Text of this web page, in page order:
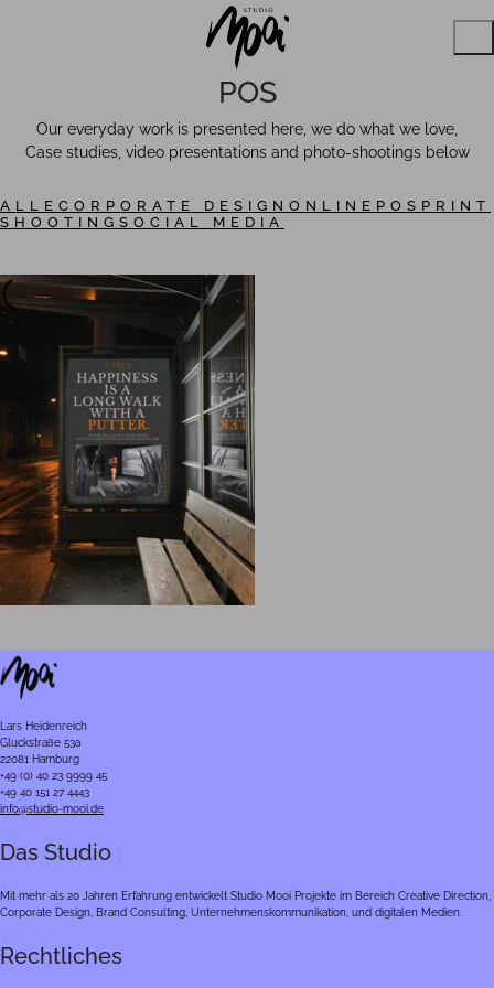
POS
Our everyday work is presented here, we do what we love,
Case studies, video presentations and photo-shootings below
ALLE CORPORATE DESIGN ONLINE POS PRINT
SHOOTING SOCIAL MEDIA
Lars Heidenreich
Gluckstraße 53a
22081 Hamburg
+49 (0) 40 23 9999 45
+49 40 151 27 4443
info@studio-mooi.de
Das Studio
Mit mehr als 20 Jahren Erfahrung entwickelt Studio Mooi Projekte im Bereich Creative Direction,
Corporate Design, Brand Consulting, Unternehmenskommunikation, und digitalen Medien.
Rechtliches